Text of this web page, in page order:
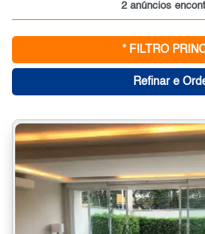
2 anúncios
* FILTRO
Refinar e